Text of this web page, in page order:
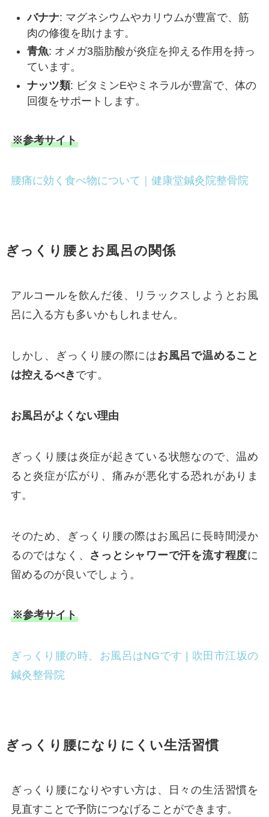
バナナ: マグネシウムやカリウムが豊富で、筋
肉の修復を助けます。
青魚: オメガ3脂肪酸が炎症を抑える作用を持っ
ています。
ナッツ類: ビタミンEやミネラルが豊富で、体の
回復をサポートします。
※参考サイト
腰痛に効く食べ物について｜健康堂鍼灸院整骨院
ぎっくり腰とお風呂の関係
アルコールを飲んだ後、リラックスしようとお風
呂に入る方も多いかもしれません。
しかし、ぎっくり腰の際にはお風呂で温めること
は控えるべき です。
お風呂がよくない理由
ぎっくり腰は炎症が起きている状態なので、温め
ると炎症が広がり、痛みが悪化する恐れがありま
す。
そのため、ぎっくり腰の際はお風呂に長時間浸か
るのではなく、 さっとシャワーで汗を流す程度に
留めるのが良いでしょう。
※参考サイト
ぎっくり腰の時、お風呂はNGです | 吹田市江坂の
鍼灸整骨院
ぎっくり腰になりにくい生活習慣
ぎっくり腰になりやすい方は、日々の生活習慣を
見直すことで予防につなげることができます。